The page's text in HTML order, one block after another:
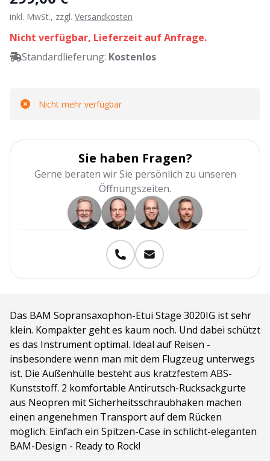
inkl. MwSt., zzgl. Versandkosten
Nicht verfügbar, Lieferzeit auf Anfrage.
Standardlieferung: Kostenlos
Nicht mehr verfügbar
Sie haben Fragen?
Gerne beraten wir Sie persönlich zu unseren
Öffnungszeiten.
Das BAM Sopransaxophon-Etui Stage 3020IG ist sehr
klein. Kompakter geht es kaum noch. Und dabei schützt
es das Instrument optimal. Ideal auf Reisen -
insbesondere wenn man mit dem Flugzeug unterwegs
ist. Die Außenhülle besteht aus kratzfestem ABS-
Kunststoff. 2 komfortable Antirutsch-Rucksackgurte
aus Neopren mit Sicherheitsschraubhaken machen
einen angenehmen Transport auf dem Rücken
möglich. Einfach ein Spitzen-Case in schlicht-eleganten
BAM-Design - Ready to Rock!